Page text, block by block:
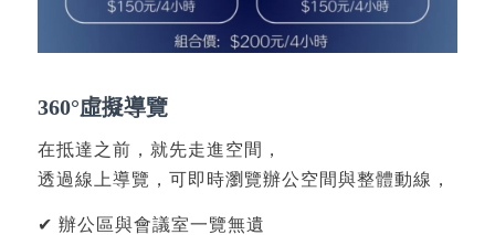
360°虛擬導覽
在抵達之前，就先走進空間，
透過線上導覽，可即時瀏覽辦公空間與整體動線，
✔ 辦公區與會議室一覽無遺